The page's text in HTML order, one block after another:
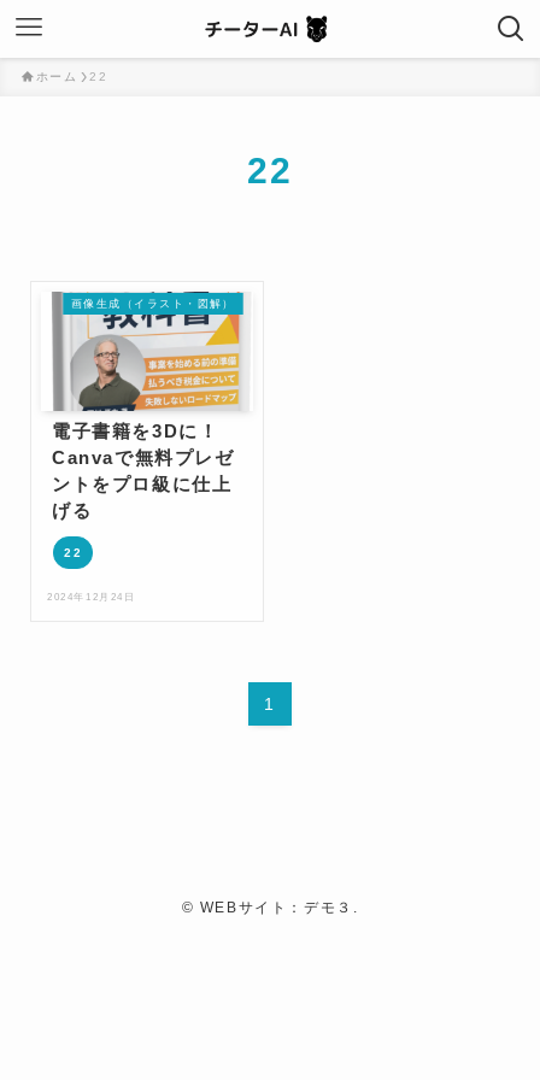
ホーム 22
22
画像生成（イラスト・図解）
電子書籍を3Dに！
Canvaで無料プレゼ
ントをプロ級に仕上
げる
22
2024年12月24日
1
© WEBサイト：デモ３.